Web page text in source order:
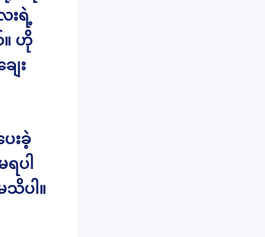
းရဲ့
။ ဟို
ေး
းခဲ့
ပါ
ပါ။